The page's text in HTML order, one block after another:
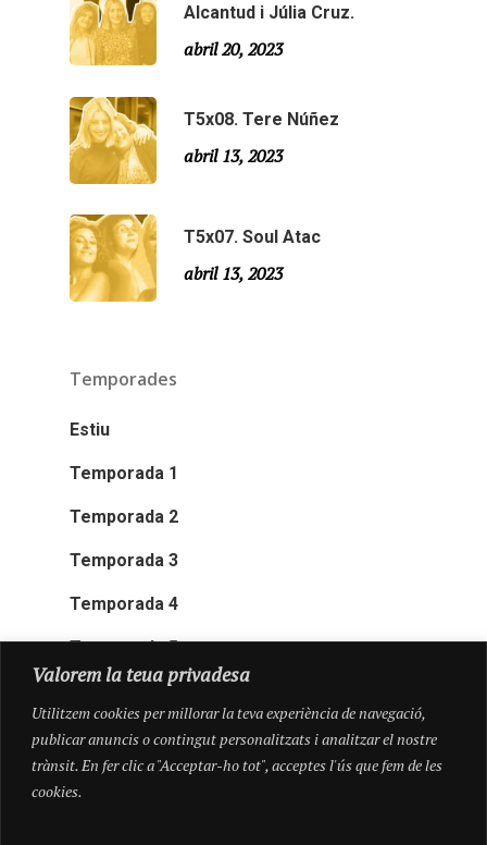
Valorem la teua privadesa
Utilitzem cookies per millorar la teva experiència de navegació,
publicar anuncis o contingut personalitzats i analitzar el nostre
trànsit. En fer clic a "Acceptar-ho tot", acceptes l'ús que fem de les
cookies.
Alcantud i Júlia Cruz.
abril 20, 2023
T5x08. Tere Núñez
abril 13, 2023
T5x07. Soul Atac
abril 13, 2023
Temporades
Estiu
Temporada 1
Temporada 2
Temporada 3
Temporada 4
Temporada 5
Email: